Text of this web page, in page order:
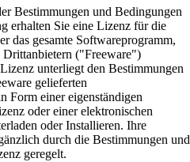
Bestimmungen und Bedingungen
erhalten Sie eine Lizenz für die
das gesamte Softwareprogramm,
("Freeware")
unterliegt den Bestimmungen
gelieferten
Form einer eigenständigen
oder einer elektronischen
oder Installieren. Ihre
durch die Bestimmungen und
geregelt.